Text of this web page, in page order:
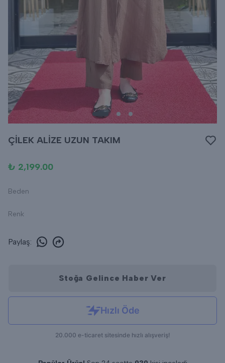
ÇİLEK ALİZE UZUN TAKIM
₺ 2,199.00
Beden
Renk
Paylaş:
Stoğa Gelince Haber Ver